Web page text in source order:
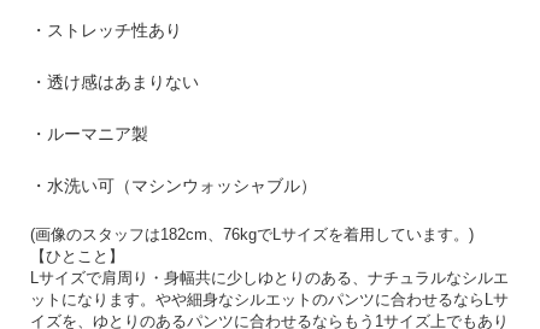
・ストレッチ性あり
・透け感はあまりない
・ルーマニア製
・水洗い可（マシンウォッシャブル）
(画像のスタッフは182cm、 76kgでLサイズを着用しています。 )
【ひとこと】
Lサイズで肩周り・身幅共に少しゆとりのある、ナチュラルなシルエ
ットになります。やや細身なシルエットのパンツに合わせるならLサ
イズを、ゆとりのあるパンツに合わせるならもう1サイズ上でもあり